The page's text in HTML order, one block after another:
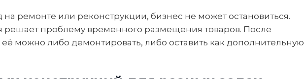
на ремонте или реконструкции, бизнес не может остановиться.
решает проблему временного размещения товаров. После
можно либо демонтировать, либо оставить как дополнительную